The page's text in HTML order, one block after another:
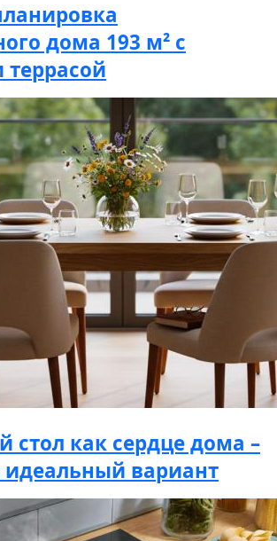
дома 193 м² с
стол как сердце дома –
вариант